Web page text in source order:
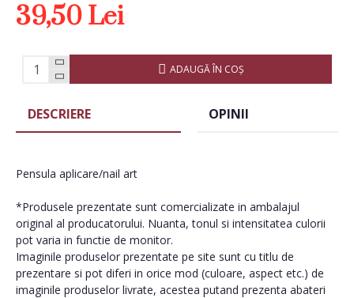
39,50 Lei
ADAUGĂ ÎN COŞ
DESCRIERE OPINII
Pensula aplicare/nail art
*Produsele prezentate sunt comercializate in ambalajul
original al producatorului. Nuanta, tonul si intensitatea culorii
pot varia in functie de monitor.
Imaginile produselor prezentate pe site sunt cu titlu de
prezentare si pot diferi in orice mod (culoare, aspect etc.) de
imaginile produselor livrate, acestea putand prezenta abateri